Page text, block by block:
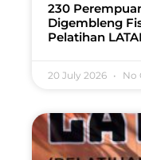
230
Digembleng
Pelatihan
20 July 2026 No